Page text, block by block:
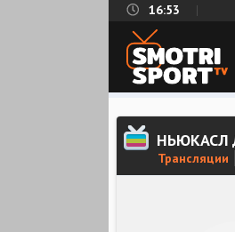
16:53
НЬЮКАСЛ
Трансляции